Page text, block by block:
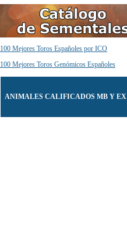
100 Mejores Toros Españoles por ICO
100 Mejores Toros Genómicos Españoles
ANIMALES CALIFICADOS MB Y EX